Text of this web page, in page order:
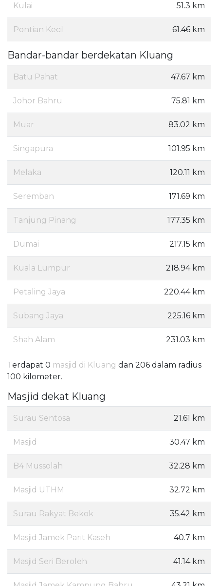
Kulai 51.3 km
Pontian Kecil 61.46 km
Bandar-bandar berdekatan Kluang
Batu Pahat 47.67 km
Johor Bahru 75.81 km
Muar 83.02 km
Singapura 101.95 km
Melaka 120.11 km
Seremban 171.69 km
Tanjung Pinang 177.35 km
Dumai 217.15 km
Kuala Lumpur 218.94 km
Petaling Jaya 220.44 km
Subang Jaya 225.16 km
Shah Alam 231.03 km
Terdapat 0 masjid di Kluang dan 206 dalam radius
100 kilometer.
Masjid dekat Kluang
Surau Sentosa 21.61 km
Masjid 30.47 km
B4 Mussolah 32.28 km
Masjid UTHM 32.72 km
Surau Rakyat Bekok 35.42 km
Masjid Jamek Parit Kaseh 40.7 km
Masjid Seri Beroleh 41.14 km